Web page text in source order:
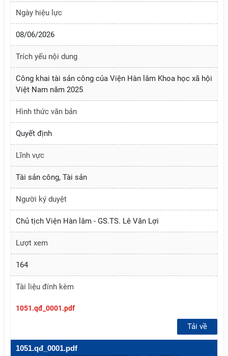
Ngày hiệu lực
08/06/2026
Trích yếu nội dung
Công khai tài sản công của Viện Hàn lâm Khoa học xã hội
Việt Nam năm 2025
Hình thức văn bản
Quyết định
Lĩnh vực
Tài sản công, Tài sản
Người ký duyệt
Chủ tịch Viện Hàn lâm - GS.TS. Lê Văn Lợi
Lượt xem
164
Tài liệu đính kèm
1051.qđ_0001.pdf
Tải về